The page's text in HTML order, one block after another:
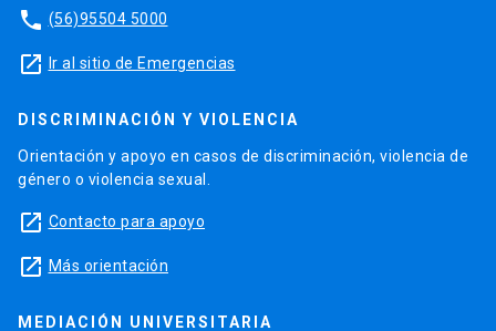
phone (56)95504 5000
launch Ir al sitio de Emergencias
DISCRIMINACIÓN Y VIOLENCIA
Orientación y apoyo en casos de discriminación, violencia de
género o violencia sexual.
launch Contacto para apoyo
launch Más orientación
MEDIACIÓN UNIVERSITARIA